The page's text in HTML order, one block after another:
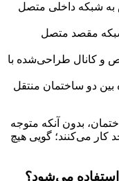
به شبکه داخلی متصل
مقصد متصل
و کانال طراحی‌شده با
دو ساختمان منتقل
بدون آنکه متوجه
کار می‌کنند؛ گویی هیچ
استفاده می‌شود؟